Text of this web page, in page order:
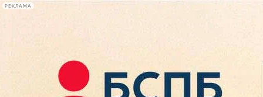
РЕКЛАМА
Сегодня:
2026.08.08
18:29